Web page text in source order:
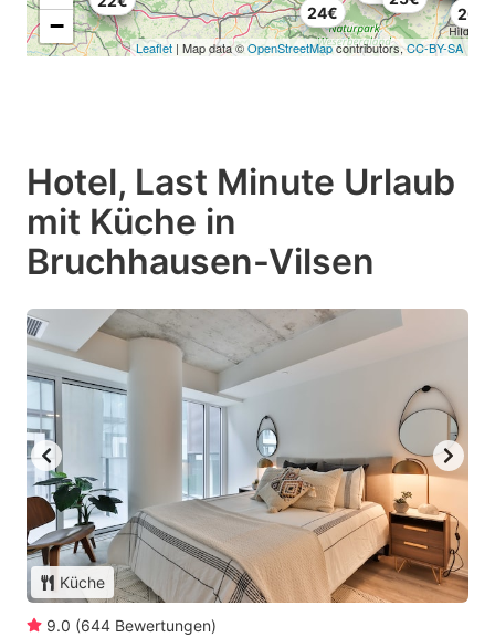
20€
24€
−
Leaflet | Map data ©OpenStreetMapcontributors,CC-BY-SA
Hotel, Last Minute Urlaub
mit Küche in
Bruchhausen-Vilsen
Küche
9.0 (644 Bewertungen)